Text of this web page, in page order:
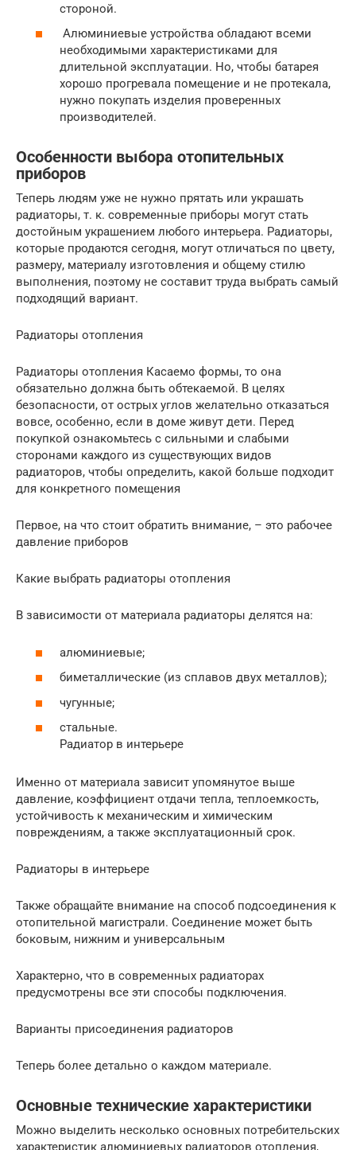
стороной.
Алюминиевые устройства обладают всеми
необходимыми характеристиками для
длительной эксплуатации. Но, чтобы батарея
хорошо прогревала помещение и не протекала,
нужно покупать изделия проверенных
производителей.
Особенности выбора отопительных
приборов
Теперь людям уже не нужно прятать или украшать
радиаторы, т. к. современные приборы могут стать
достойным украшением любого интерьера. Радиаторы,
которые продаются сегодня, могут отличаться по цвету,
размеру, материалу изготовления и общему стилю
выполнения, поэтому не составит труда выбрать самый
подходящий вариант.
Радиаторы отопления
Радиаторы отопления Касаемо формы, то она
обязательно должна быть обтекаемой. В целях
безопасности, от острых углов желательно отказаться
вовсе, особенно, если в доме живут дети. Перед
покупкой ознакомьтесь с сильными и слабыми
сторонами каждого из существующих видов
радиаторов, чтобы определить, какой больше подходит
для конкретного помещения
Первое, на что стоит обратить внимание, – это рабочее
давление приборов
Какие выбрать радиаторы отопления
В зависимости от материала радиаторы делятся на:
алюминиевые;
биметаллические (из сплавов двух металлов);
чугунные;
стальные.
Радиатор в интерьере
Именно от материала зависит упомянутое выше
давление, коэффициент отдачи тепла, теплоемкость,
устойчивость к механическим и химическим
повреждениям, а также эксплуатационный срок.
Радиаторы в интерьере
Также обращайте внимание на способ подсоединения к
отопительной магистрали. Соединение может быть
боковым, нижним и универсальным
Характерно, что в современных радиаторах
предусмотрены все эти способы подключения.
Варианты присоединения радиаторов
Теперь более детально о каждом материале.
Основные технические характеристики
Можно выделить несколько основных потребительских
характеристик алюминиевых радиаторов отопления,